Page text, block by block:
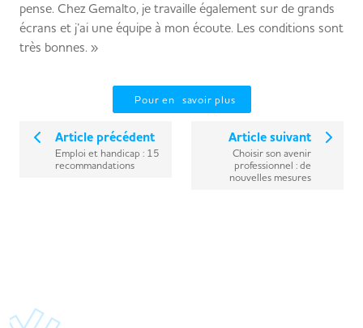
pense. Chez Gemalto, je travaille également sur de grands
écrans et j’ai une équipe à mon écoute. Les conditions sont
très bonnes. »
Pour en savoir plus
Article précédent
Emploi et handicap : 15
recommandations
Article suivant
Choisir son avenir
professionnel : de
nouvelles mesures